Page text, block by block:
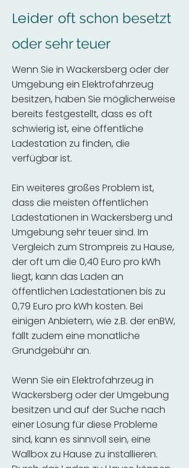
Leider oft schon besetzt
oder sehr teuer
Wenn Sie in Wackersberg oder der
Umgebung ein Elektrofahrzeug
besitzen, haben Sie möglicherweise
bereits festgestellt, dass es oft
schwierig ist, eine öffentliche
Ladestation zu finden, die
verfügbar ist.
Ein weiteres großes Problem ist,
dass die meisten öffentlichen
Ladestationen in Wackersberg und
Umgebung sehr teuer sind. Im
Vergleich zum Strompreis zu Hause,
der oft um die 0,40 Euro pro kWh
liegt, kann das Laden an
öffentlichen Ladestationen bis zu
0,79 Euro pro kWh kosten. Bei
einigen Anbietern, wie z.B. der enBW,
fällt zudem eine monatliche
Grundgebühr an.
Wenn Sie ein Elektrofahrzeug in
Wackersberg oder der Umgebung
besitzen und auf der Suche nach
einer Lösung für diese Probleme
sind, kann es sinnvoll sein, eine
Wallbox zu Hause zu installieren.